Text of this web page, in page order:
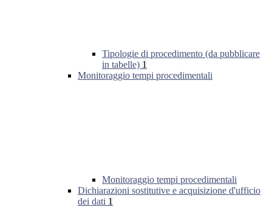
Tipologie di procedimento (da pubblicare
in tabelle) 1
Monitoraggio tempi procedimentali
Monitoraggio tempi procedimentali
Dichiarazioni sostitutive e acquisizione d'ufficio
dei dati 1